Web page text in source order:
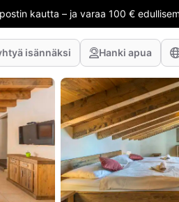
kautta – ja varaa 100 €
isännäksi Hanki apua